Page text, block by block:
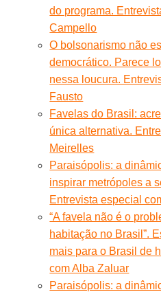
do programa.
Campello
O bolsonarismo não
democrático. Parece
nessa loucura.
Fausto
Favelas do Brasil:
única alternativa.
Meirelles
Paraisópolis: a
inspirar metrópoles a
Entrevista especial
“A favela não é o
habitação no Brasil”.
mais para o Brasil de
com Alba Zaluar
Paraisópolis: a